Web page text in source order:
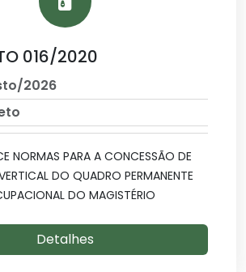
016/2020
2026
NORMAS PARA A CONCESSÃO DE
DO QUADRO PERMANENTE
DO MAGISTÉRIO
Detalhes